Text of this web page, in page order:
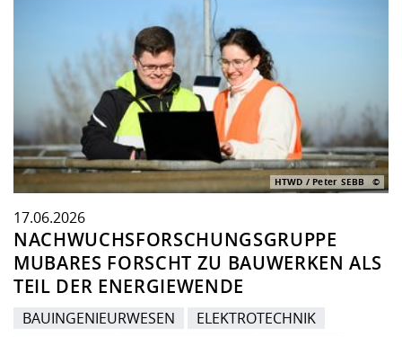
NACHWUCHSFORSCHUNGSGRUPPE
MUBARES FORSCHT ZU BAUWERKEN ALS
TEIL DER ENERGIEWENDE
17.06.2026
BAUINGENIEURWESEN
ELEKTROTECHNIK
HTWD / Peter SEBB